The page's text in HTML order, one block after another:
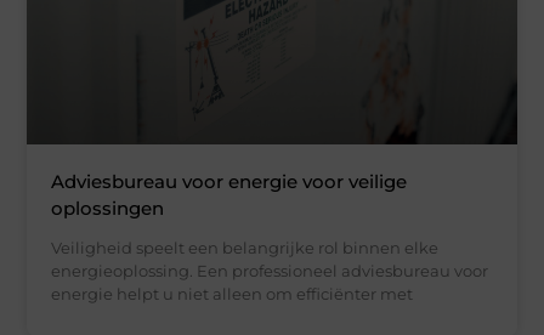
Adviesbureau voor energie voor veilige
oplossingen
Veiligheid speelt een belangrijke rol binnen elke
energieoplossing. Een professioneel adviesbureau voor
energie helpt u niet alleen om efficiënter met